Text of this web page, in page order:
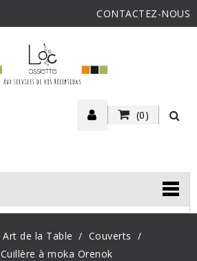
CONTACTEZ-NOUS
(0)
Art de la Table
Couverts
Cuillère à moka Orenok